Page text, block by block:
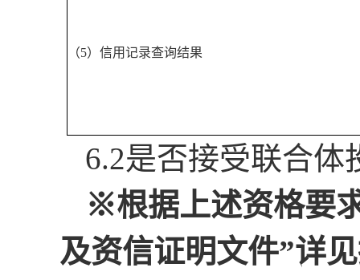
（5）信用记录查询结果
6.2是否接受联合体
※根据上述资格要
及资信证明文件”详